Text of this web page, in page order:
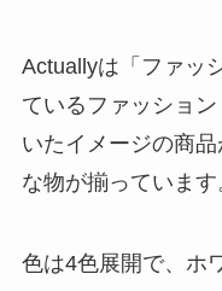
Actuallyは「ファッ
ているファッショ
いたイメージの商
な物が揃っています
色は4色展開で、ホ